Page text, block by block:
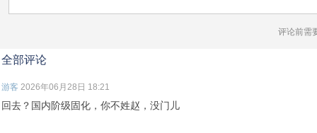
评论前需
全部评论
游客 2026年06月28日 18:21
回去？国内阶级固化，你不姓赵，没门儿